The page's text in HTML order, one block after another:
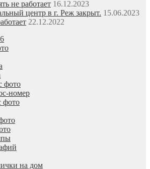
не работает 16.12.2023
центр в г. Реж закрыт. 15.06.2023
22.12.2022
фото
номер
фото
на дом